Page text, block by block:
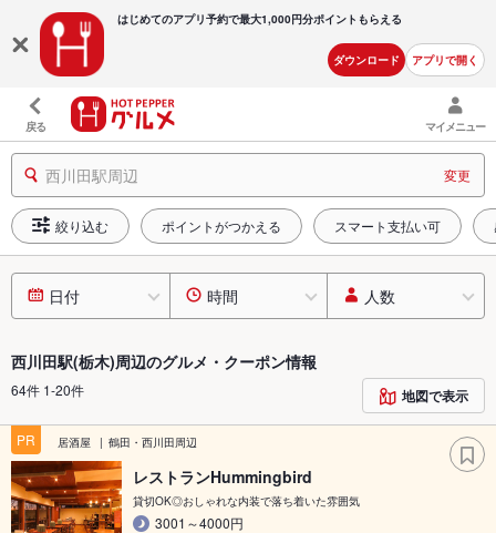
はじめてのアプリ予約で最大1,000円分ポイントもらえる
ダウンロード アプリで開く
戻る マイメニュー
西川田駅周辺 変更
絞り込む ポイントがつかえる スマート支払い可
日付 時間 人数
西川田駅(栃木)周辺のグルメ・クーポン情報
64件 1-20件 地図で表示
PR 居酒屋 鶴田・西川田周辺
レストランHummingbird
貸切OK◎おしゃれな内装で落ち着いた雰囲気
3001～4000円